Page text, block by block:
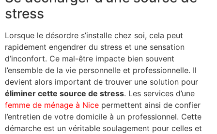
stress
Lorsque le désordre s’installe chez soi, cela peut
rapidement engendrer du stress et une sensation
d’inconfort. Ce mal-être impacte bien souvent
l’ensemble de la vie personnelle et professionnelle. Il
devient alors important de trouver une solution pour
éliminer cette source de stress. Les services d’une
femme de ménage à Nice permettent ainsi de confier
l’entretien de votre domicile à un professionnel. Cette
démarche est un véritable soulagement pour celles et